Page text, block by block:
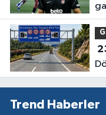
Trend Haberler